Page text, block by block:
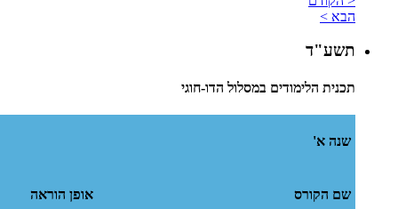
הבא >
תשע"ד
תכנית הלימודים במסלול הדו-חוגי
שנה א'
שם הקורס אופן הוראה